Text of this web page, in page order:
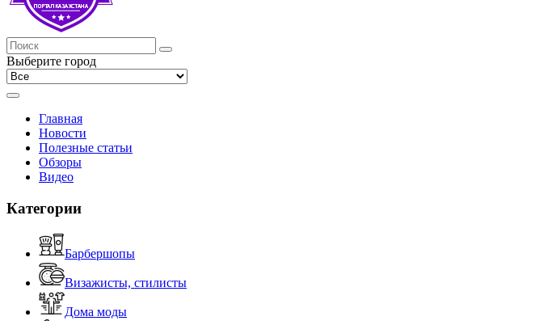
Выберите город
Главная
Новости
Полезные статьи
Обзоры
Видео
Категории
Барбершопы
Визажисты, стилисты
Дома моды